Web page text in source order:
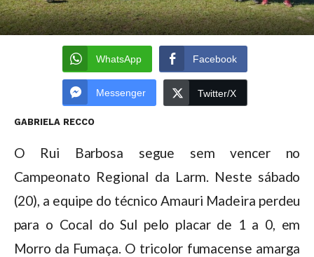
WhatsApp Facebook
Messenger Twitter/X
GABRIELA RECCO
O Rui Barbosa segue sem vencer no
Campeonato Regional da Larm. Neste sábado
(20), a equipe do técnico Amauri Madeira perdeu
para o Cocal do Sul pelo placar de 1 a 0, em
Morro da Fumaça. O tricolor fumacense amarga